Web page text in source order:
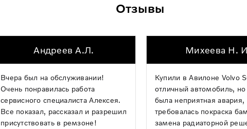
Отзывы
Андреев А.Л.
Вчера был на обслуживании!
Очень понравилась работа
сервисного специалиста Алексея.
Все показал, рассказал и разрешил
присутствовать в ремзоне!
Михеева Н.
Купили в Авилоне Volvo
отличный автомобиль,
была неприятная авария,
требовалась покраска
замена радиаторной